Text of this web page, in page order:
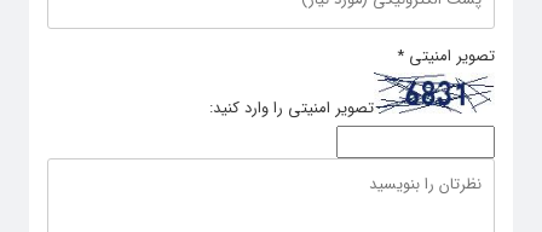
تصویر امنیتی *
تصویر امنیتی را وارد کنید: